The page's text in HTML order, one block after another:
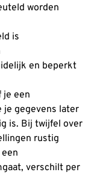
worden
is
en beperkt
je een
je gegevens later
is. Bij twijfel over
rustig
verschilt per